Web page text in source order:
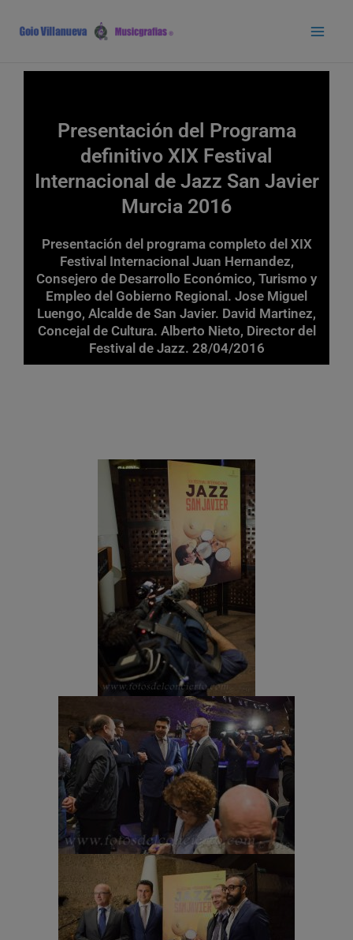
contenido
Presentación del Programa
definitivo XIX Festival
Internacional de Jazz San Javier
Murcia 2016
Presentación del programa completo del XIX
Festival Internacional Juan Hernandez,
Consejero de Desarrollo Económico, Turismo y
Empleo del Gobierno Regional. Jose Miguel
Luengo, Alcalde de San Javier. David Martinez,
Concejal de Cultura. Alberto Nieto, Director del
Festival de Jazz. 28/04/2016